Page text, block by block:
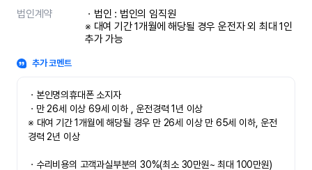
법인계약
ㆍ법인 : 법인의 임직원
※ 대여 기간 1개월에 해당될 경우 운전자 외 최대 1인
추가 가능
추가 코멘트
ㆍ본인명의휴대폰 소지자
ㆍ만 26세 이상 69세 이하 , 운전경력 1년 이상
※ 대여 기간 1개월에 해당될 경우 만 26세 이상 만 65세 이하, 운전
경력 2년 이상
ㆍ수리비용의 고객과실부분의 30%(최소 30만원~ 최대 100만원)